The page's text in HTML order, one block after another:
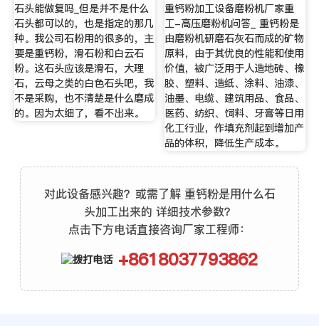
石头能做复吗_但是并不是什么
石头都可以的，也是指定的那几
种。我公司石粉用的很多的，主
要是重钙粉，滑石粉和白云石
粉。这石头应该是滑石，大理
石，云母之类的白色石头吧，我
不是采购，也不清楚是什么磨成
的。因为太细了，看不出来。
重钙粉加工设备磨粉机厂家重
工-高压磨粉机问答_ 重钙粉是
由磨粉机研磨石灰石而成的矿物
原料，由于其优良的性能和使用
价值，被广泛用于人造地砖、橡
胶、塑料、造纸、涂料、油漆、
油墨、电缆、建筑用品、食品、
医药、纺织、饲料、牙膏等日用
化工行业，作填充剂起到增加产
品的体积，降低生产成本。
对此设备感兴趣？或需了解 重钙粉是用什么石
头加工出来的 详细技术参数？
点击下方电话直接咨询厂家工程师：
+8618037793862